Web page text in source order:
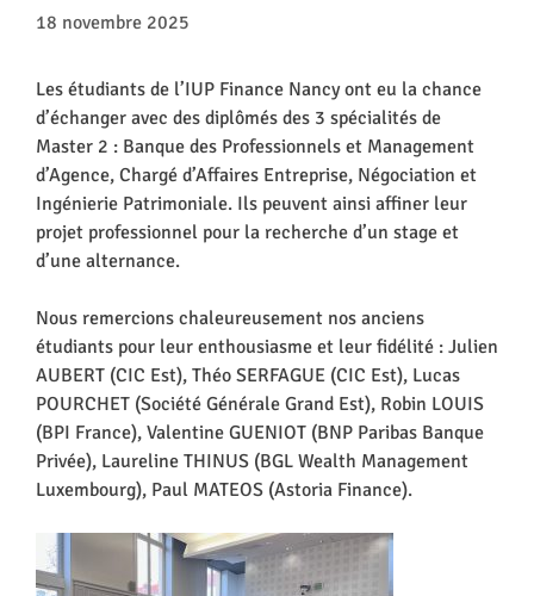
18 novembre 2025
Les étudiants de l’IUP Finance Nancy ont eu la chance
d’échanger avec des diplômés des 3 spécialités de
Master 2 : Banque des Professionnels et Management
d’Agence, Chargé d’Affaires Entreprise, Négociation et
Ingénierie Patrimoniale. Ils peuvent ainsi affiner leur
projet professionnel pour la recherche d’un stage et
d’une alternance.
Nous remercions chaleureusement nos anciens
étudiants pour leur enthousiasme et leur fidélité : Julien
AUBERT (CIC Est), Théo SERFAGUE (CIC Est), Lucas
POURCHET (Société Générale Grand Est), Robin LOUIS
(BPI France), Valentine GUENIOT (BNP Paribas Banque
Privée), Laureline THINUS (BGL Wealth Management
Luxembourg), Paul MATEOS (Astoria Finance).